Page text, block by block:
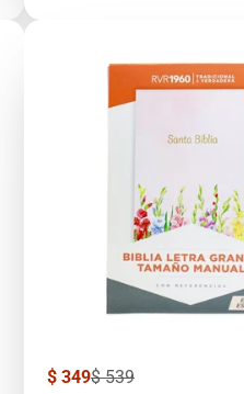
Precio
$ 349Precio
$ 539